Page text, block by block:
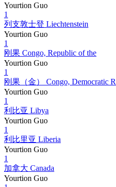
Yourtion Guo
1
列支敦士登 Liechtenstein
Yourtion Guo
1
刚果 Congo, Republic of the
Yourtion Guo
1
刚果（金） Congo, Democratic
Yourtion Guo
1
利比亚 Libya
Yourtion Guo
1
利比里亚 Liberia
Yourtion Guo
1
加拿大 Canada
Yourtion Guo